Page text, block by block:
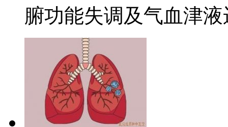
腑功能失调及气血津液